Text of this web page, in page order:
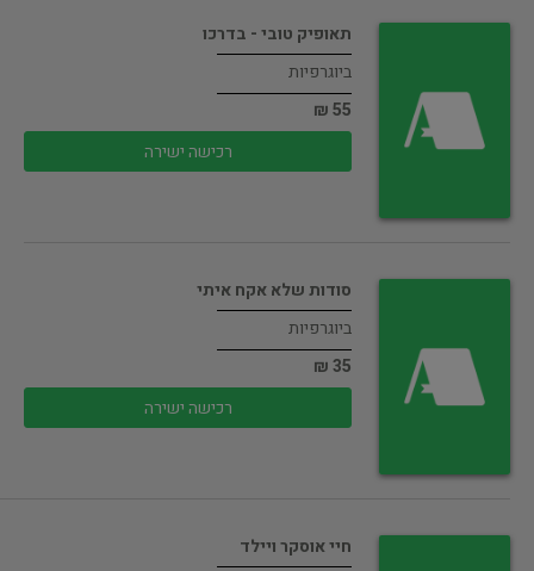
תאופיק טובי - בדרכו
ביוגרפיות
55 ₪
רכישה ישירה
סודות שלא אקח איתי
ביוגרפיות
35 ₪
רכישה ישירה
חיי אוסקר ויילד